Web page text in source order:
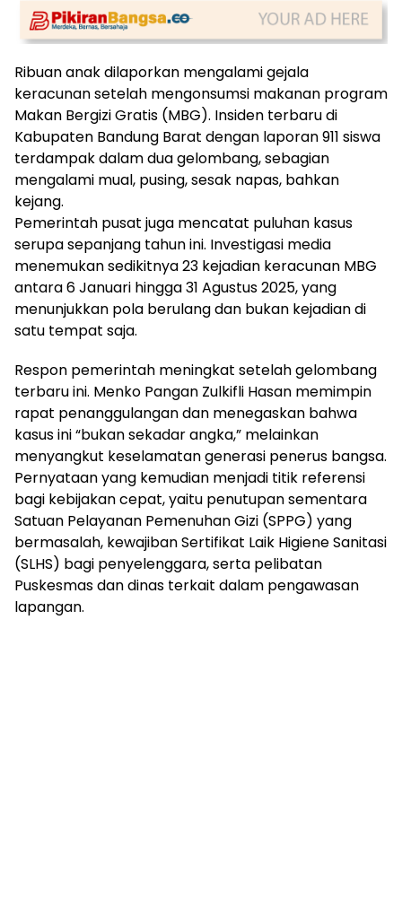
Ribuan anak dilaporkan mengalami gejala
keracunan setelah mengonsumsi makanan program
Makan Bergizi Gratis (MBG). Insiden terbaru di
Kabupaten Bandung Barat dengan laporan 911 siswa
terdampak dalam dua gelombang, sebagian
mengalami mual, pusing, sesak napas, bahkan
kejang.
Pemerintah pusat juga mencatat puluhan kasus
serupa sepanjang tahun ini. Investigasi media
menemukan sedikitnya 23 kejadian keracunan MBG
antara 6 Januari hingga 31 Agustus 2025, yang
menunjukkan pola berulang dan bukan kejadian di
satu tempat saja.
Respon pemerintah meningkat setelah gelombang
terbaru ini. Menko Pangan Zulkifli Hasan memimpin
rapat penanggulangan dan menegaskan bahwa
kasus ini “bukan sekadar angka,” melainkan
menyangkut keselamatan generasi penerus bangsa.
Pernyataan yang kemudian menjadi titik referensi
bagi kebijakan cepat, yaitu penutupan sementara
Satuan Pelayanan Pemenuhan Gizi (SPPG) yang
bermasalah, kewajiban Sertifikat Laik Higiene Sanitasi
(SLHS) bagi penyelenggara, serta pelibatan
Puskesmas dan dinas terkait dalam pengawasan
lapangan.